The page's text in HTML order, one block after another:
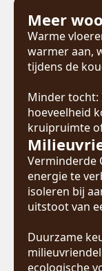
Meer
Warme
warmer aan,
tijdens de
Minder tocht:
hoeveelheid
kruipruimte
Verminderde
energie te
isoleren bij
uitstoot van
Duurzame
ecologische